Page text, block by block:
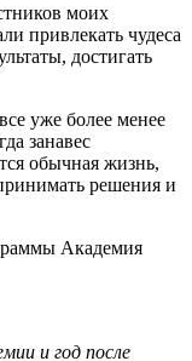
моих
привлекать чудеса
достигать
уже более менее
занавес
обычная жизнь,
решения и
Академия
и год после